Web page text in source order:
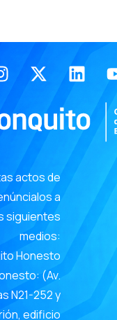
Instagram
X-
twitter
actos de
a
siguientes
medios:
Honesto
(Av.
N21-252 y
edificio